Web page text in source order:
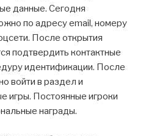
данные. Сегодня
по адресу email, номеру
После открытия
подтвердить контактные
идентификации. После
войти в раздел и
игры. Постоянные игроки
награды.